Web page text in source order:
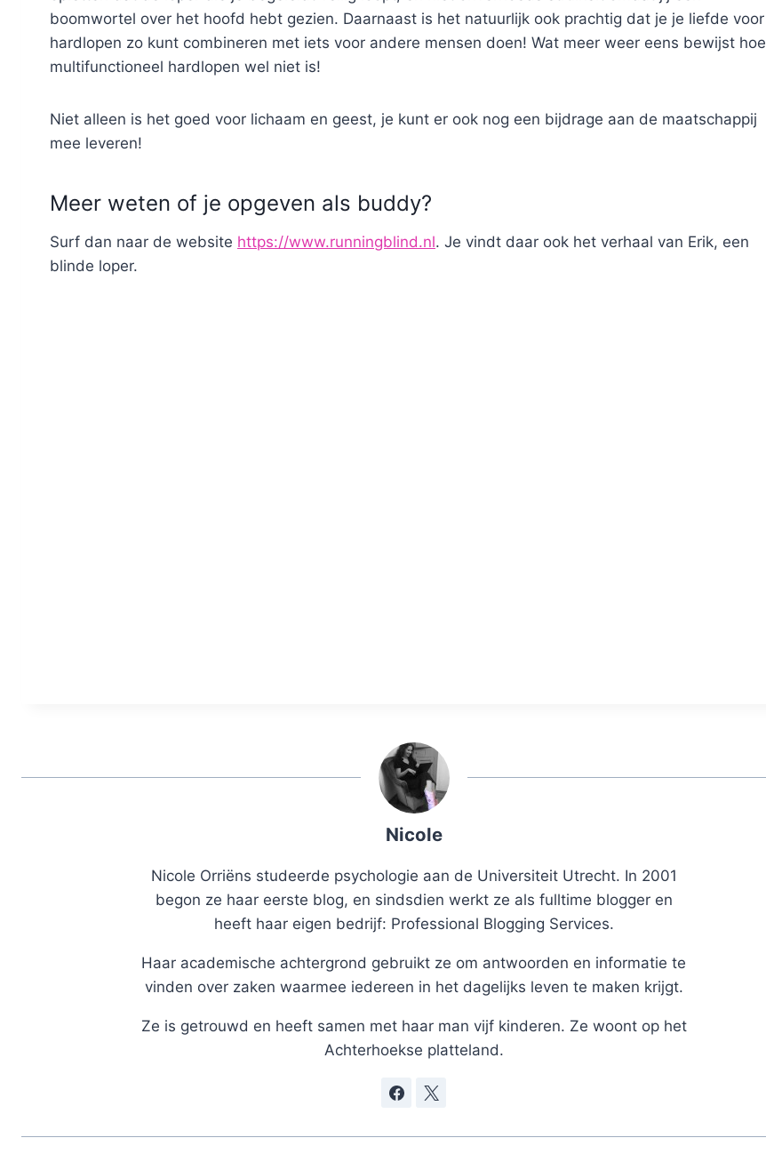
boomwortel over het hoofd hebt gezien. Daarnaast is het natuurlijk ook prachtig dat je je liefde voor
hardlopen zo kunt combineren met iets voor andere mensen doen! Wat meer weer eens bewijst hoe
multifunctioneel hardlopen wel niet is!
Niet alleen is het goed voor lichaam en geest, je kunt er ook nog een bijdrage aan de maatschappij
mee leveren!
Meer weten of je opgeven als buddy?
Surf dan naar de website https://www.runningblind.nl. Je vindt daar ook het verhaal van Erik, een
blinde loper.
Nicole
Nicole Orriëns studeerde psychologie aan de Universiteit Utrecht. In 2001
begon ze haar eerste blog, en sindsdien werkt ze als fulltime blogger en
heeft haar eigen bedrijf: Professional Blogging Services.
Haar academische achtergrond gebruikt ze om antwoorden en informatie te
vinden over zaken waarmee iedereen in het dagelijks leven te maken krijgt.
Ze is getrouwd en heeft samen met haar man vijf kinderen. Ze woont op het
Achterhoekse platteland.